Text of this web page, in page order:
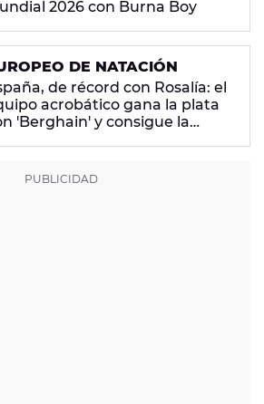
2026 con Burna Boy
DE NATACIÓN
de récord con Rosalía: el
acrobático gana la plata
'Berghain' y consigue la